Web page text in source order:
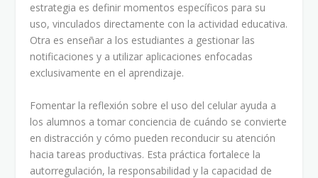
estrategia es definir momentos específicos para su
uso, vinculados directamente con la actividad educativa.
Otra es enseñar a los estudiantes a gestionar las
notificaciones y a utilizar aplicaciones enfocadas
exclusivamente en el aprendizaje.
Fomentar la reflexión sobre el uso del celular ayuda a
los alumnos a tomar conciencia de cuándo se convierte
en distracción y cómo pueden reconducir su atención
hacia tareas productivas. Esta práctica fortalece la
autorregulación, la responsabilidad y la capacidad de